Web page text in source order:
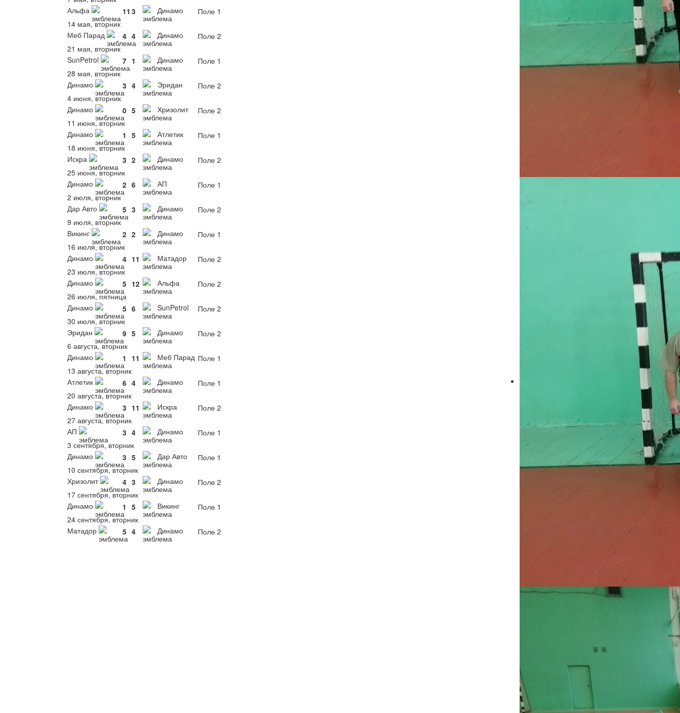
Альфа
11 3 Динамо
Поле 1
14 мая, вторник
Меб Парад
4 4 Динамо
Поле 2
21 мая, вторник
SunPetrol
7 1 Динамо
Поле 1
28 мая, вторник
Динамо
3 4 Эридан
Поле 2
4 июня, вторник
Динамо
0 5 Хризолит
Поле 2
11 июня, вторник
Динамо
1 5 Атлетик
Поле 1
18 июня, вторник
Искра
3 2 Динамо
Поле 2
25 июня, вторник
Динамо
2 6 АП
Поле 1
2 июля, вторник
Дар Авто
5 3 Динамо
Поле 2
9 июля, вторник
Викинг
2 2 Динамо
Поле 1
16 июля, вторник
Динамо
4 11 Матадор
Поле 2
23 июля, вторник
Динамо
5 12 Альфа
Поле 2
26 июля, пятница
Динамо
5 6 SunPetrol
Поле 2
30 июля, вторник
Эридан
9 5 Динамо
Поле 2
6 августа, вторник
Динамо
1 11 Меб Парад Поле 1
13 августа, вторник
Атлетик
6 4 Динамо
Поле 1
20 августа, вторник
Динамо
3 11 Искра
Поле 2
27 августа, вторник
АП
3 4 Динамо
Поле 1
3 сентября, вторник
Динамо
3 5 Дар Авто
Поле 1
10 сентября, вторник
Хризолит
4 3 Динамо
Поле 2
17 сентября, вторник
Динамо
1 5 Викинг
Поле 1
24 сентября, вторник
Матадор
5 4 Динамо Поле 2